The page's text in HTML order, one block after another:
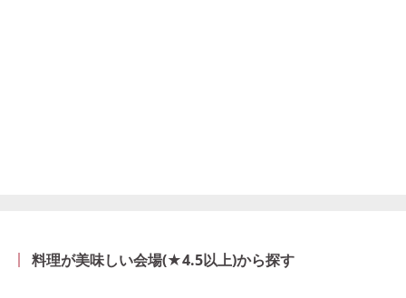
料理が美味しい会場(★4.5以上)から探す